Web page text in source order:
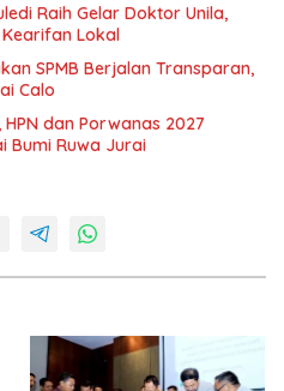
Raih Gelar Doktor Unila,
Lokal
SPMB Berjalan Transparan,
Calo
HPN dan Porwanas 2027
Bumi Ruwa Jurai